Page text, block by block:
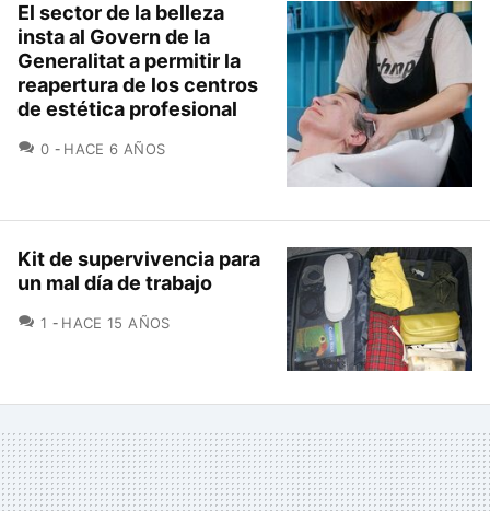
El sector de la belleza
insta al Govern de la
Generalitat a permitir la
reapertura de los centros
de estética profesional
0 COMENTARIOS
HACE 6 AÑOS
Kit de supervivencia para
un mal día de trabajo
1 COMENTARIOS
HACE 15 AÑOS